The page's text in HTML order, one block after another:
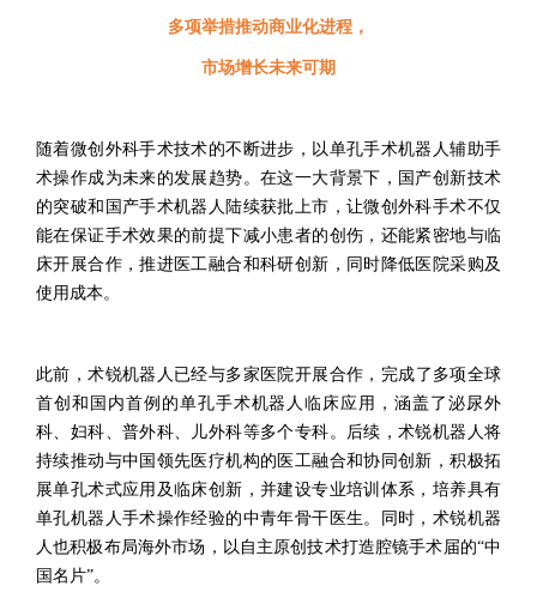
多项举措推动商业化进程 ，
市场增长未来可期
随着微创外科手术技术的不断进步， 以单孔手术机器人辅助手
术操作成为未来的发展趋势。在这一大背景下 ， 国产创新技术
的突破和国产手术机器人陆续获批上市 ， 让微创外科手术不仅
能在保证手术效果的前提下减小患者的创伤 ， 还能紧密地与临
床开展合作，推进医工融合和科研创新 ， 同时降低医院采购及
使用成本。
此前 ，术锐机器人已经与多家医院开展合作，完成了多项全球
首创和国内首例的单孔手术机器人临床应用 ，涵盖了泌尿外
科、妇科、普外科、 儿外科等多个专科。后续 ，术锐机器人将
持续推动与中国领先医疗机构的医工融合和协同创新，积极拓
展单孔术式应用及临床创新， 并建设专业培训体系， 培养具有
单孔机器人手术操作经验的中青年骨干医生。 同时 ， 术锐机器
人也积极布局海外市场 ， 以自主原创技术打造腔镜手术届的“中
国名片”。